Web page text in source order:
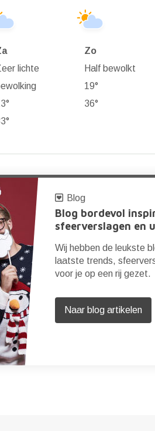
lichte
Zo
Half bewolkt
19°
36°
Blog
Blog bordevol
sfeerverslagen en
Wij hebben de leukste
laatste trends,
voor je op een rij gezet.
Naar blog artikelen